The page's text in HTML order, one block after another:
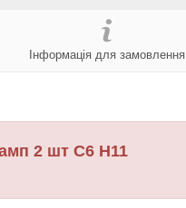
Інформація для замовлення
2 шт C6 H11